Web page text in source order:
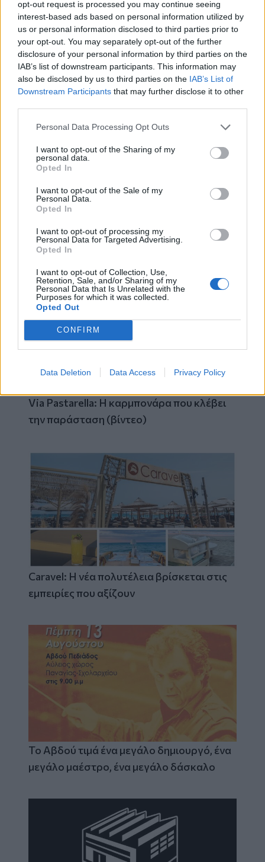
opt-out request is processed you may continue seeing
interest-based ads based on personal information utilized by
us or personal information disclosed to third parties prior to
your opt-out. You may separately opt-out of the further
disclosure of your personal information by third parties on the
IAB’s list of downstream participants. This information may
also be disclosed by us to third parties on the IAB’s List of
Downstream Participants that may further disclose it to other
Personal Data Processing Opt Outs
I want to opt-out of the Sharing of my
personal data.
Opted In
I want to opt-out of the Sale of my
Personal Data.
Opted In
I want to opt-out of processing my
Personal Data for Targeted Advertising.
Opted In
I want to opt-out of Collection, Use,
Retention, Sale, and/or Sharing of my
Personal Data that Is Unrelated with the
Purposes for which it was collected.
Opted Out
CONFIRM
Data Deletion Data Access Privacy Policy
Συναγερμός σε μοναστήρι στην
Συναγερμός σε μοναστήρι στην
Κύπρο: Μοναχός επιτέθηκε με
μαχαίρι και τραυμάτισε δύο
άτομα
Best of Crete
Via Pastarella: Η καρμπονάρα που κλέβει
την παράσταση (βίντεο)
Caravel: Η νέα πολυτέλεια βρίσκεται στις
εμπειρίες που αξίζουν
Το Αβδού τιμά ένα μεγάλο δημιουργό, ένα
μεγάλο μαέστρο, ένα μεγάλο δάσκαλο